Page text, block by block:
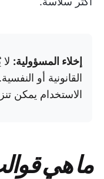
إخلاء المسؤولية:
القانونية أو
الاستخدام يمكن
ما هي